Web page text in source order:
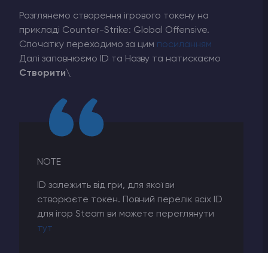
Розглянемо створення ігрового токену на
прикладі Counter-Strike: Global Offensive.
Спочатку переходимо за цим посиланням
Далі заповнюємо ID та Назву та натискаємо
Створити\
NOTE
ID залежить від гри, для якої ви
створюєте токен. Повний перелік всіх ІD
для ігор Steam ви можете переглянути
тут